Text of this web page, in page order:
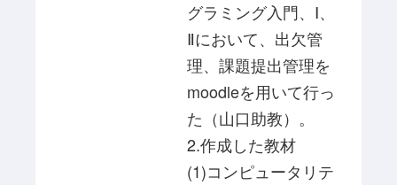
グラミング入門、Ⅰ、
Ⅱにおいて、出欠管
理、課題提出管理を
moodleを用いて行っ
た（山口助教）。
2.作成した教材
(1)コンピュータリテ